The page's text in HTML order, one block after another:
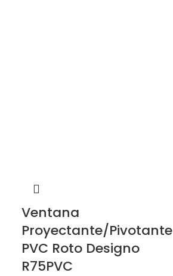
Ventana
Proyectante/Pivotante
PVC Roto Designo
R75PVC